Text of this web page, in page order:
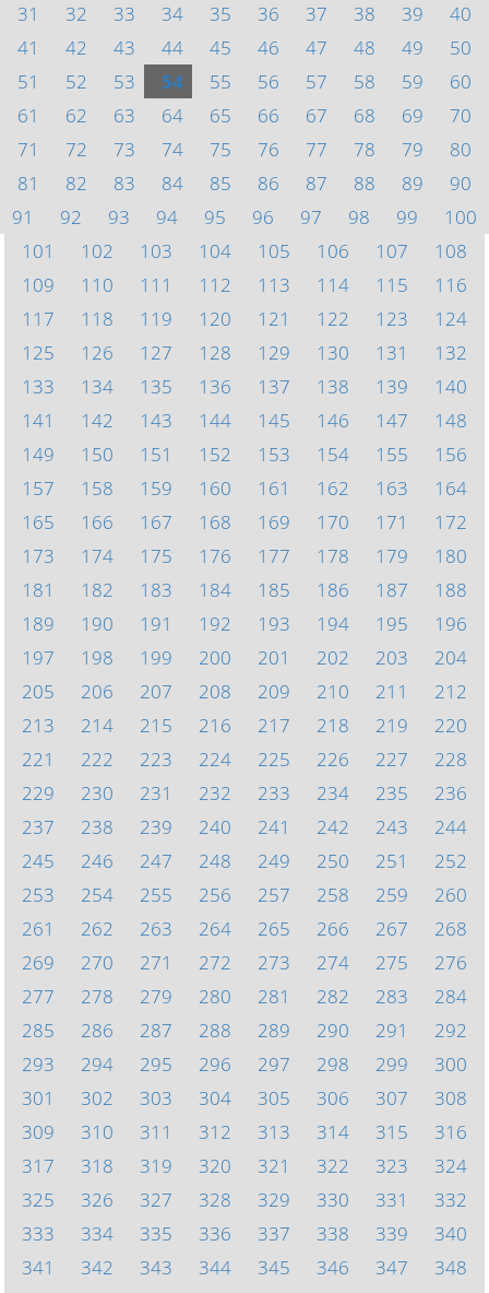
31
32 33 34 35 36 37 38 39
40
41
42 43 44 45 46 47 48 49
50
51
52 53 54 55 56 57 58 59
60
61
62 63 64 65 66 67 68 69
70
71
72 73 74 75 76 77 78 79
80
81
82 83 84 85 86 87 88 89
90
91
92 93 94 95 96 97 98 99
100
101
102 103 104 105 106 107
108
109
110 111 112 113 114 115
116
117
118 119 120 121 122 123
124
125
126 127 128 129 130 131
132
133
134 135 136 137 138 139
140
141
142 143 144 145 146 147
148
149
150 151 152 153 154 155
156
157
158 159 160 161 162 163
164
165
166 167 168 169 170 171
172
173
174 175 176 177 178 179
180
181
182 183 184 185 186 187
188
189
190 191 192 193 194 195
196
197
198 199 200 201 202 203
204
205
206 207 208 209 210 211
212
213
214 215 216 217 218 219
220
221
222 223 224 225 226 227
228
229
230 231 232 233 234 235
236
237
238 239 240 241 242 243
244
245
246 247 248 249 250 251
252
253
254 255 256 257 258 259
260
261
262 263 264 265 266 267
268
269
270 271 272 273 274 275
276
277
278 279 280 281 282 283
284
285
286 287 288 289 290 291
292
293
294 295 296 297 298 299
300
301
302 303 304 305 306 307
308
309
310 311 312 313 314 315
316
317
318 319 320 321 322 323
324
325
326 327 328 329 330 331
332
333
334 335 336 337 338 339
340
341
342 343 344 345 346 347
348